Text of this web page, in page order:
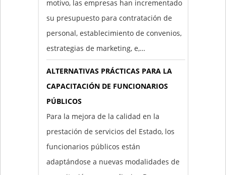
motivo, las empresas han incrementado
su presupuesto para contratación de
personal, establecimiento de convenios,
estrategias de marketing, e,…
ALTERNATIVAS PRÁCTICAS PARA LA
CAPACITACIÓN DE FUNCIONARIOS
PÚBLICOS
Para la mejora de la calidad en la
prestación de servicios del Estado, los
funcionarios públicos están
adaptándose a nuevas modalidades de